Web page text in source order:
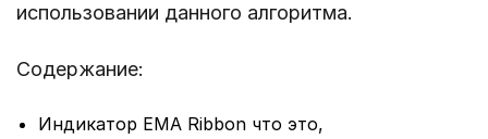
использовании данного алгоритма.
Содержание:
Индикатор EMA Ribbon что это,